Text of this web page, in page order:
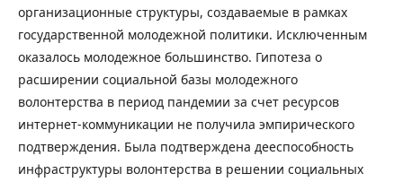
организационные структуры, создаваемые в рамках
государственной молодежной политики. Исключенным
оказалось молодежное большинство. Гипотеза о
расширении социальной базы молодежного
волонтерства в период пандемии за счет ресурсов
интернет-коммуникации не получила эмпирического
подтверждения. Была подтверждена дееспособность
инфраструктуры волонтерства в решении социальных